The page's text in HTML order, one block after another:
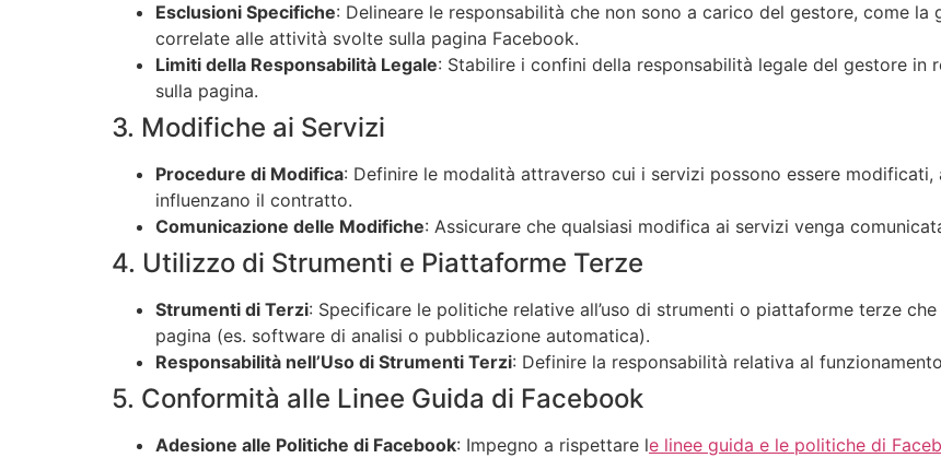
Esclusioni Specifiche: Delineare le responsabilità che non sono a carico del gestore, come
correlate alle attività svolte sulla pagina Facebook.
Limiti della Responsabilità Legale: Stabilire i confini della responsabilità legale del gestore
sulla pagina.
3. Modifiche ai Servizi
Procedure di Modifica: Definire le modalità attraverso cui i servizi possono essere
influenzano il contratto.
Comunicazione delle Modifiche: Assicurare che qualsiasi modifica ai servizi venga
4. Utilizzo di Strumenti e Piattaforme Terze
Strumenti di Terzi: Specificare le politiche relative all’uso di strumenti o piattaforme terze
pagina (es. software di analisi o pubblicazione automatica).
Responsabilità nell’Uso di Strumenti Terzi: Definire la responsabilità relativa al
5. Conformità alle Linee Guida di Facebook
Adesione alle Politiche di Facebook: Impegno a rispettare le linee guida e le politiche di